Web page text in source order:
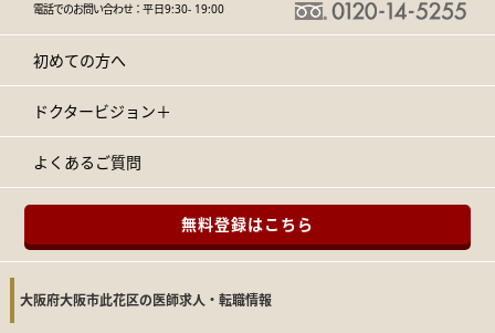
電話でのお問い合わせ：平日9:30- 19:00
初めての方へ
ドクタービジョン＋
よくあるご質問
無料登録はこちら
大阪府大阪市此花区の医師求人・転職情報